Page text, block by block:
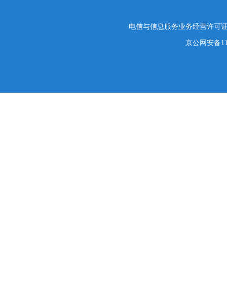
电信与信息服务业务经营许可
京公网安备